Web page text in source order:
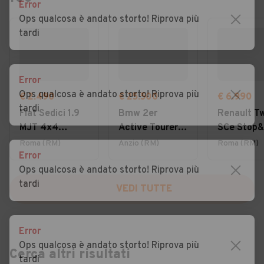
€ 2.490
Fiat Sedici 1.9
MJT 4x4
Dynamic
Roma (RM)
€ 25.500
Bmw 2er
Active Tourer
220i 48V
Stile Senza
Compromessi
Anzio (RM)
€ 6.990
Renault
SCe
Intens
Roma (RM)
VEDI TUTTE
Cerca altri risultati
Error
Ops qualcosa è andato storto! Riprova più
tardi
Error
Ops qualcosa è andato storto! Riprova più
tardi
Error
Ops qualcosa è andato storto! Riprova più
tardi
Error
Ops qualcosa è andato storto! Riprova più
tardi